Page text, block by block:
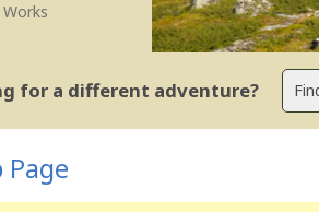
for a different adventure?
Page